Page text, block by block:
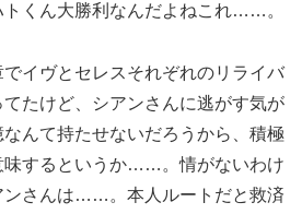
くん大勝利なんだよねこれ……。
イヴとセレスそれぞれのリライバ
たけど、シアンさんに逃がす気が
んて持たせないだろうから、積極
味するというか……。情がないわけ
ンさんは……。本人ルートだと救済